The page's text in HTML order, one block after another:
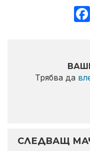
Трябва да
СЛЕДВАЩ